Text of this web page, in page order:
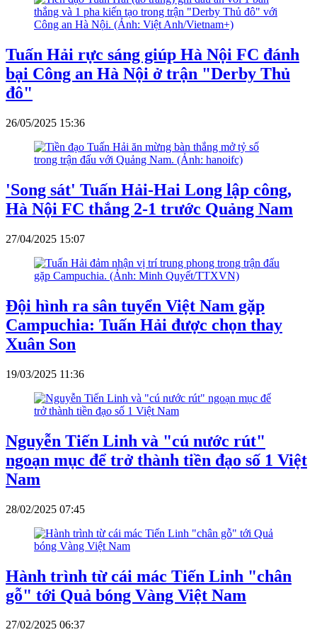
Tuấn Hải rực sáng giúp Hà Nội FC đánh
bại Công an Hà Nội ở trận "Derby Thủ
đô"
26/05/2025 15:36
'Song sát' Tuấn Hải-Hai Long lập công,
Hà Nội FC thắng 2-1 trước Quảng Nam
27/04/2025 15:07
Đội hình ra sân tuyển Việt Nam gặp
Campuchia: Tuấn Hải được chọn thay
Xuân Son
19/03/2025 11:36
Nguyễn Tiến Linh và "cú nước rút"
ngoạn mục để trở thành tiền đạo số 1 Việt
Nam
28/02/2025 07:45
Hành trình từ cái mác Tiến Linh "chân
gỗ" tới Quả bóng Vàng Việt Nam
27/02/2025 06:37